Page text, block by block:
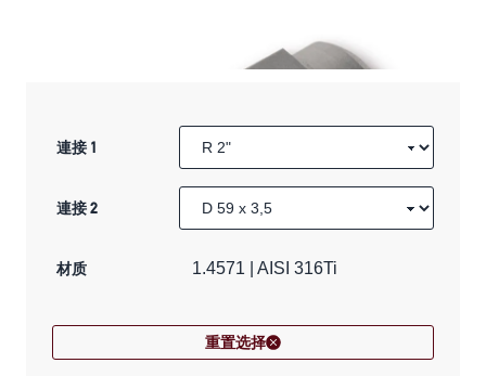
連接 1
連接 2
材质 1.4571 | AISI 316Ti
重置选择